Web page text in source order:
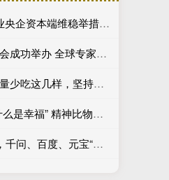
金牛在线 四川美丰: 回应与同业央企资本端维稳举措执行力度差距问题
领航优配 第四届氢硼聚变研讨会成功举办 全球专家学者共研未来能源创新
融创优配 肠道不好的朋友，尽量少吃这几样，坚持下去，你的肠道就好了大半
中证策略 校长毕业典礼上讲“什么是幸福” 精神比物质更重要
浩广配资 AI填志愿“大考”来袭，千问、百度、元宝“交卷”